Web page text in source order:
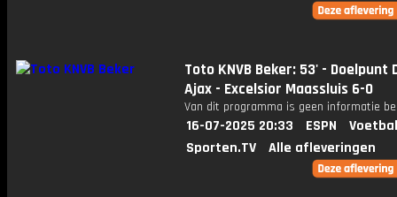
Toto KNVB Beker: 53' - Doelpunt
Ajax - Excelsior Maassluis 6-0
Van dit programma is geen informatie
16-07-2025 20:33 ESPN
Sporten.TV
Alle afleveringen